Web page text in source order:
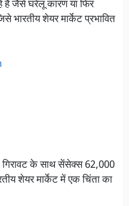
हैं जैसे घरेलू कारण या फिर
भारतीय शेयर मार्केट प्रभावित
के साथ सेंसेक्स 62,000
शेयर मार्केट में एक चिंता का